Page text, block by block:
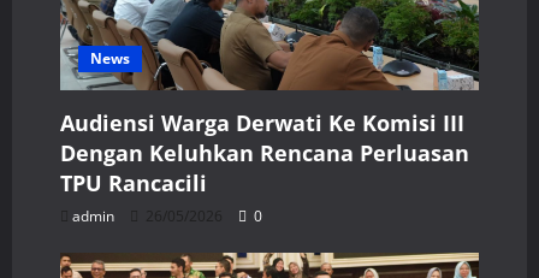
News
Audiensi Warga Derwati Ke Komisi III
Dengan Keluhkan Rencana Perluasan
TPU Rancacili
admin 26/05/2026 0